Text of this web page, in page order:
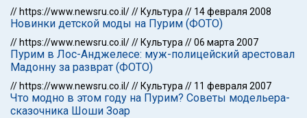
// https://www.newsru.co.il/// Культура // 14 февраля 2008
Новинки детской моды на Пурим (ФОТО)
// https://www.newsru.co.il/// Культура //06 марта 2007
Пурим в Лос-Анджелесе: муж-полицейский арестовал
Мадонну за разврат (ФОТО)
// https://www.newsru.co.il/// Культура // 11 февраля 2007
Что модно в этом году на Пурим? Советы модельера-
сказочника Шоши Зоар